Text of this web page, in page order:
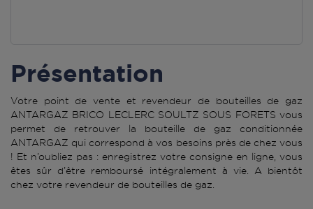
Présentation
Votre point de vente et revendeur de bouteilles de gaz
ANTARGAZ BRICO LECLERC SOULTZ SOUS FORETS vous
permet de retrouver la bouteille de gaz conditionnée
ANTARGAZ qui correspond à vos besoins près de chez vous
! Et n’oubliez pas : enregistrez votre consigne en ligne, vous
êtes sûr d’être remboursé intégralement à vie. A bientôt
chez votre revendeur de bouteilles de gaz.